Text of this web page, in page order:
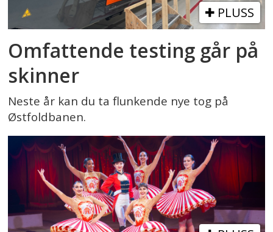
PLUSS
Omfattende testing går på
skinner
Neste år kan du ta flunkende nye tog på
Østfoldbanen.